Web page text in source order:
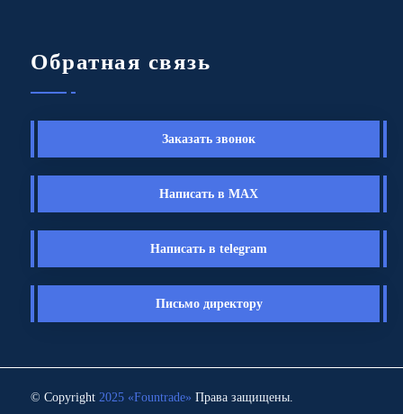
Обратная связь
Заказать звонок
Написать в MAX
Написать в telegram
Письмо директору
© Copyright 2025 «Fоuntrade» Права защищены.